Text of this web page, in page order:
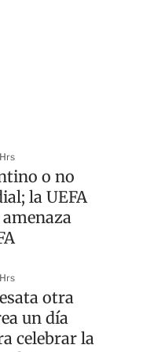
o no
la UEFA
otra
un día
celebrar la